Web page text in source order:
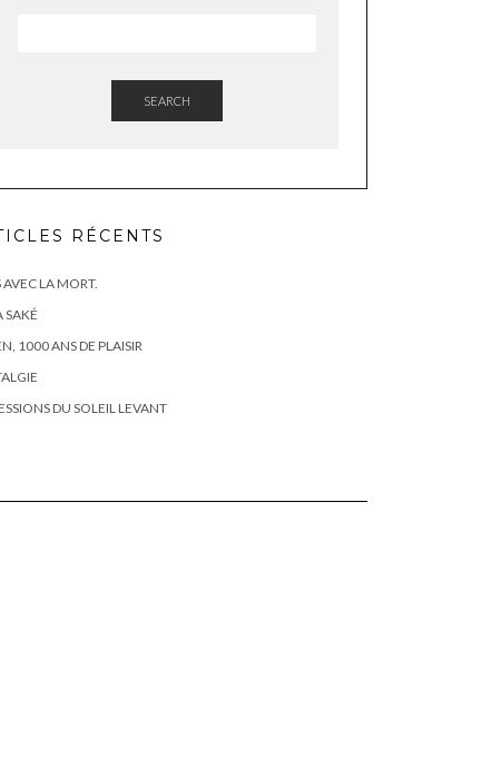
SEARCH
RÉCENTS
AVEC LA MORT.
SAKÉ
1000 ANS DE PLAISIR
DU SOLEIL LEVANT